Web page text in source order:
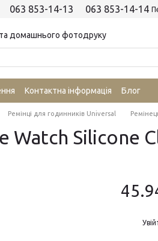
063 853-14-13 063 853-14-14
домашнього фотодруку
Контактна інформація Блог
Ремінці для годинників Universal
Watch Silicone